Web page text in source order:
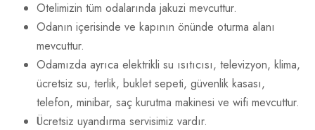
Otelimizin tüm odalarında jakuzi mevcuttur.
Odanın içerisinde ve kapının önünde oturma alanı
mevcuttur.
Odamızda ayrıca elektrikli su ısıtıcısı, televizyon, klima,
ücretsiz su, terlik, buklet sepeti, güvenlik kasası,
telefon, minibar, saç kurutma makinesi ve wifi mevcuttur.
Ücretsiz uyandırma servisimiz vardır.